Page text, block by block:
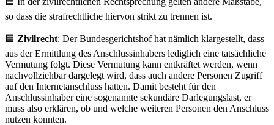
so dass die strafrechtliche hiervon strikt zu trennen ist.
🟦 Zivilrecht: Der Bundesgerichtshof hat nämlich klargestellt, dass
aus der Ermittlung des Anschlussinhabers lediglich eine tatsächliche
Vermutung folgt. Diese Vermutung kann entkräftet werden, wenn
nachvollziehbar dargelegt wird, dass auch andere Personen Zugriff
auf den Internetanschluss hatten. Damit besteht für den
Anschlussinhaber eine sogenannte sekundäre Darlegungslast, er
muss also erklären, ob und welche weiteren Personen den Anschluss
nutzen konnten.